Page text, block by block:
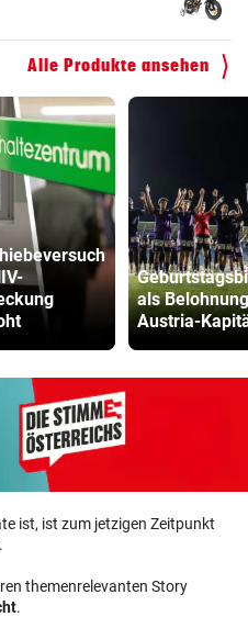
Alle Produkte ansehen
als
Austria-
ist, ist zum jetzigen Zeitpunkt
themenrelevanten Story
.